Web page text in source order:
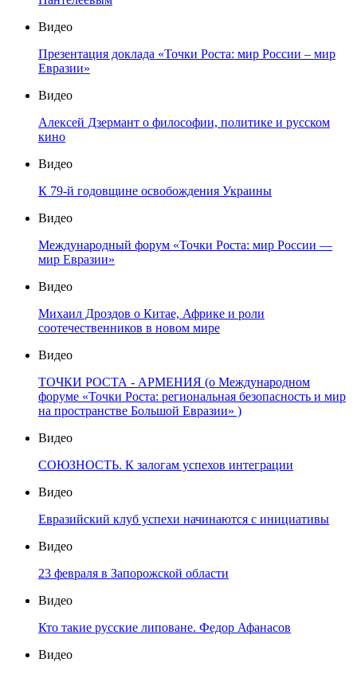
Видео
Презентация доклада «Точки Роста: мир России – мир
Евразии»
Видео
Алексей Дзермант о философии, политике и русском
кино
Видео
К 79-й годовщине освобождения Украины
Видео
Международный форум «Точки Роста: мир России —
мир Евразии»
Видео
Михаил Дроздов о Китае, Африке и роли
соотечественников в новом мире
Видео
ТОЧКИ РОСТА - АРМЕНИЯ (о Международном
форуме «Точки Роста: региональная безопасность и мир
на пространстве Большой Евразии» )
Видео
СОЮЗНОСТЬ. К залогам успехов интеграции
Видео
Евразийский клуб успехи начинаются с инициативы
Видео
23 февраля в Запорожской области
Видео
Кто такие русские липоване. Федор Афанасов
Видео